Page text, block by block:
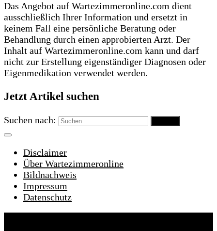
Das Angebot auf Wartezimmeronline.com dient
ausschließlich Ihrer Information und ersetzt in
keinem Fall eine persönliche Beratung oder
Behandlung durch einen approbierten Arzt. Der
Inhalt auf Wartezimmeronline.com kann und darf
nicht zur Erstellung eigenständiger Diagnosen oder
Eigenmedikation verwendet werden.
Jetzt Artikel suchen
Suchen nach:
Disclaimer
Über Wartezimmeronline
Bildnachweis
Impressum
Datenschutz